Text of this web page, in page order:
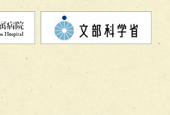
術前から始める周術期リハビリテーションチー
包括的リハビリテーションコンサルテーション